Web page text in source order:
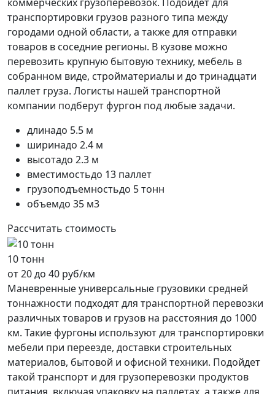
транспортировки грузов разного типа между
городами одной области, а также для отправки
товаров в соседние регионы. В кузове можно
перевозить крупную бытовую технику, мебель в
собранном виде, стройматериалы и до тринадцати
паллет груза. Логисты нашей транспортной
компании подберут фургон под любые задачи.
длинадо 5.5 м
ширинадо 2.4 м
высотадо 2.3 м
вместимостьдо 13 паллет
грузоподъемностьдо 5 тонн
объемдо 35 м3
Рассчитать стоимость
10 тонн
от 20 до 40 руб/км
Маневренные универсальные грузовики средней
тоннажности подходят для транспортной перевозки
различных товаров и грузов на расстояния до 1000
км. Такие фургоны используют для транспортировки
мебели при переезде, доставки строительных
материалов, бытовой и офисной техники. Подойдет
такой транспорт и для грузоперевозки продуктов